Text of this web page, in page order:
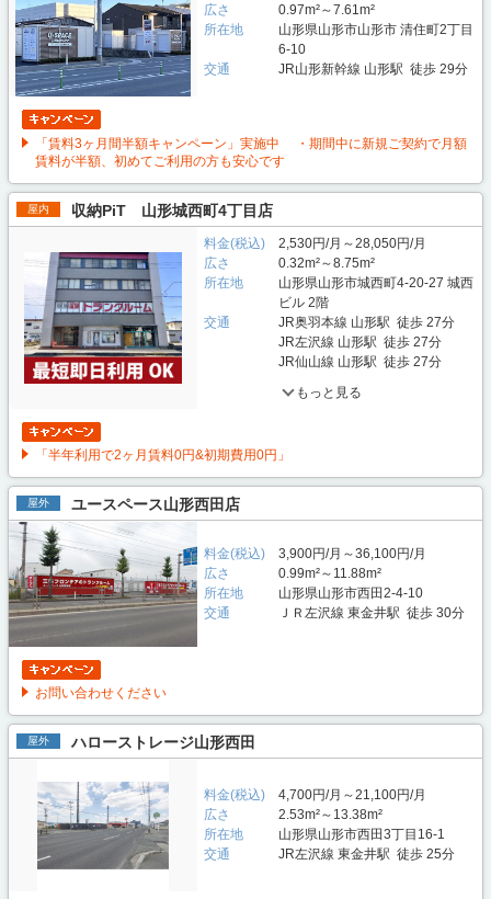
広さ
0.97m²～7.61m²
所在地
山形県山形市山形市 清住町2丁目
6-10
交通
JR山形新幹線 山形駅 徒歩 29分
「賃料3ヶ月間半額キャンペーン」実施中 ・期間中に新規ご契約で月額
賃料が半額、初めてご利用の方も安心です
屋内 収納PiT 山形城西町4丁目店
料金(税込)
2,530円/月～28,050円/月
広さ
0.32m²～8.75m²
所在地
山形県山形市城西町4-20-27 城西
ビル 2階
交通
JR奥羽本線 山形駅 徒歩 27分
JR左沢線 山形駅 徒歩 27分
JR仙山線 山形駅 徒歩 27分
もっと見る
「半年利用で2ヶ月賃料0円&初期費用0円」
屋外 ユースペース山形西田店
料金(税込)
3,900円/月～36,100円/月
広さ
0.99m²～11.88m²
所在地
山形県山形市西田2-4-10
交通
ＪＲ左沢線 東金井駅 徒歩 30分
お問い合わせください
屋外 ハローストレージ山形西田
料金(税込)
4,700円/月～21,100円/月
広さ
2.53m²～13.38m²
所在地
山形県山形市西田3丁目16-1
交通
JR左沢線 東金井駅 徒歩 25分